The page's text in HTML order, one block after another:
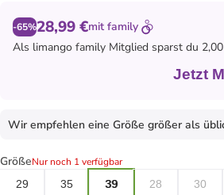
-65%28,99 €mit family
Als limango family Mitglied sparst du
Jetzt
Wir empfehlen eine Größe größer als
GrößeNur noch 1 verfügbar
29
35 39 28 30